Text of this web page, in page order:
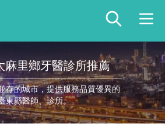
麻里鄉牙醫診所推薦
存的城市，提供服務品質優異的
東縣醫師、診所。